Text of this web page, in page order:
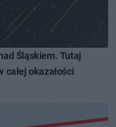
Śląskiem. Tutaj
całej okazałości